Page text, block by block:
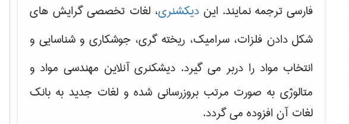
فارسی ترجمه نمایند. ایندیکشنری، لغات تخصصی گرایش های
شکل دادن فلزات، سرامیک، ریخته گری، جوشکاری و شناسایی و
انتخاب مواد را دربر می گیرد. دیشکنری آنلاین مهندسی مواد و
متالوژی به صورت مرتب بروزرسانی شده و لغات جدید به بانک
لغات آن افزوده می گردد.